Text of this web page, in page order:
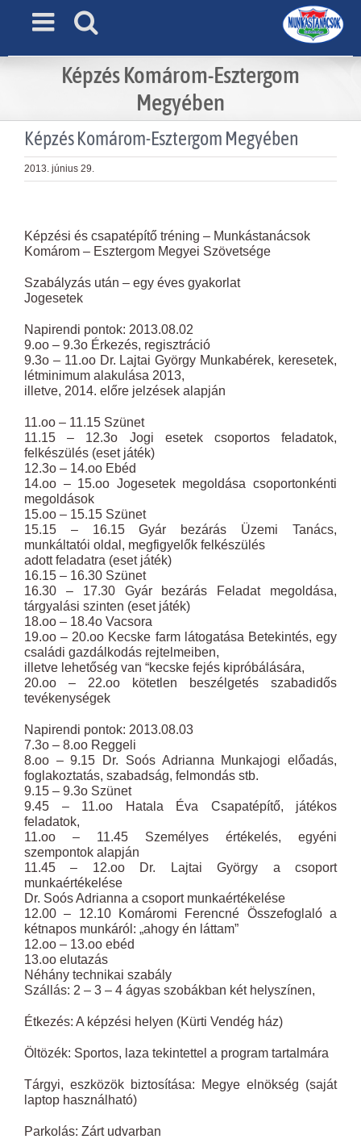
Képzés Komárom-Esztergom
Megyében
Képzés Komárom-Esztergom Megyében
2013. június 29.
Image
Képzési és csapatépítő tréning – Munkástanácsok
Komárom – Esztergom Megyei Szövetsége
Szabályzás után – egy éves gyakorlat
Jogesetek
Napirendi pontok: 2013.08.02
9.oo – 9.3o Érkezés, regisztráció
9.3o – 11.oo Dr. Lajtai György Munkabérek, keresetek,
létminimum alakulása 2013,
illetve, 2014. előre jelzések alapján
11.oo – 11.15 Szünet
11.15 – 12.3o Jogi esetek csoportos feladatok,
felkészülés (eset játék)
12.3o – 14.oo Ebéd
14.oo – 15.oo Jogesetek megoldása csoportonkénti
megoldások
15.oo – 15.15 Szünet
15.15 – 16.15 Gyár bezárás Üzemi Tanács,
munkáltatói oldal, megfigyelők felkészülés
adott feladatra (eset játék)
16.15 – 16.30 Szünet
16.30 – 17.30 Gyár bezárás Feladat megoldása,
tárgyalási szinten (eset játék)
18.oo – 18.4o Vacsora
19.oo – 20.oo Kecske farm látogatása Betekintés, egy
családi gazdálkodás rejtelmeiben,
illetve lehetőség van “kecske fejés kipróbálására,
20.oo – 22.oo kötetlen beszélgetés szabadidős
tevékenységek
Napirendi pontok: 2013.08.03
7.3o – 8.oo Reggeli
8.oo – 9.15 Dr. Soós Adrianna Munkajogi előadás,
foglakoztatás, szabadság, felmondás stb.
9.15 – 9.3o Szünet
9.45 – 11.oo Hatala Éva Csapatépítő, játékos
feladatok,
11.oo – 11.45 Személyes értékelés, egyéni
szempontok alapján
11.45 – 12.oo Dr. Lajtai György a csoport
munkaértékelése
Dr. Soós Adrianna a csoport munkaértékelése
12.00 – 12.10 Komáromi Ferencné Összefoglaló a
kétnapos munkáról: „ahogy én láttam”
12.oo – 13.oo ebéd
13.oo elutazás
Néhány technikai szabály
Szállás: 2 – 3 – 4 ágyas szobákban két helyszínen,
Étkezés: A képzési helyen (Kürti Vendég ház)
Öltözék: Sportos, laza tekintettel a program tartalmára
Tárgyi, eszközök biztosítása: Megye elnökség (saját
laptop használható)
Parkolás: Zárt udvarban